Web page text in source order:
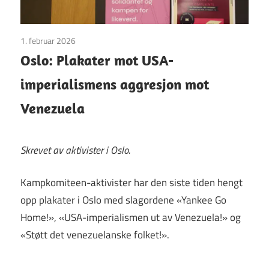
1. februar 2026
Oslo: Plakater mot USA-
imperialismens aggresjon mot
Venezuela
Skrevet av aktivister i Oslo.
Kampkomiteen-aktivister har den siste tiden hengt
opp plakater i Oslo med slagordene «Yankee Go
Home!», «USA-imperialismen ut av Venezuela!» og
«Støtt det venezuelanske folket!».